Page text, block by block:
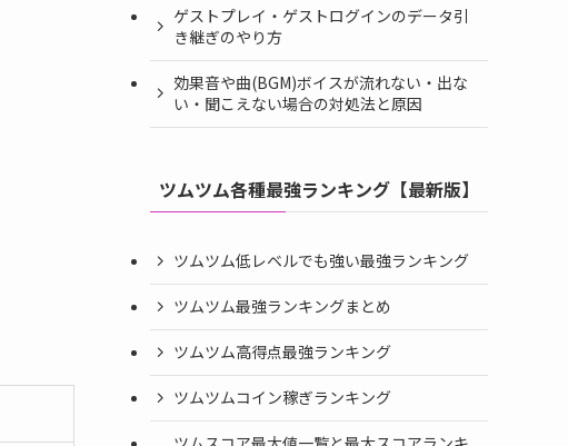
ゲストプレイ・ゲストログインのデータ引
き継ぎのやり方
効果音や曲(BGM)ボイスが流れない・出な
い・聞こえない場合の対処法と原因
ツムツム各種最強ランキング【最新版】
ツムツム低レベルでも強い最強ランキング
ツムツム最強ランキングまとめ
ツムツム高得点最強ランキング
ツムツムコイン稼ぎランキング